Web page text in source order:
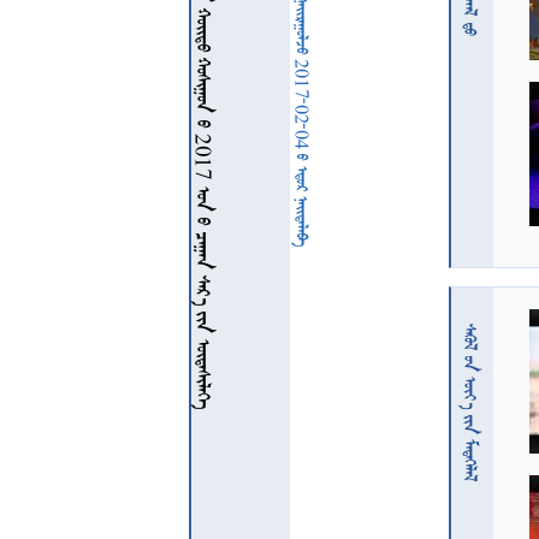
     2017       